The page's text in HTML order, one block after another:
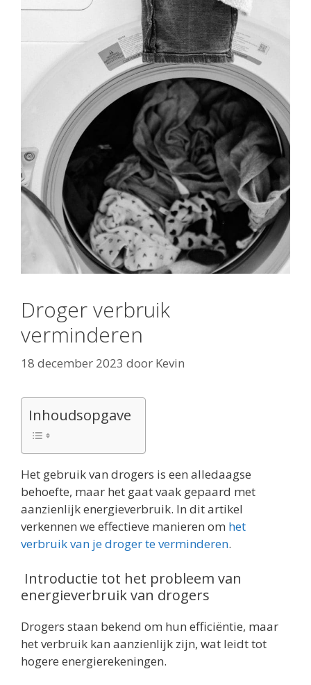
Droger verbruik
verminderen
18 december 2023 door Kevin
Inhoudsopgave
Het gebruik van drogers is een alledaagse
behoefte, maar het gaat vaak gepaard met
aanzienlijk energieverbruik. In dit artikel
verkennen we effectieve manieren om het
verbruik van je droger te verminderen.
Introductie tot het probleem van
energieverbruik van drogers
Drogers staan bekend om hun efficiëntie, maar
het verbruik kan aanzienlijk zijn, wat leidt tot
hogere energierekeningen.